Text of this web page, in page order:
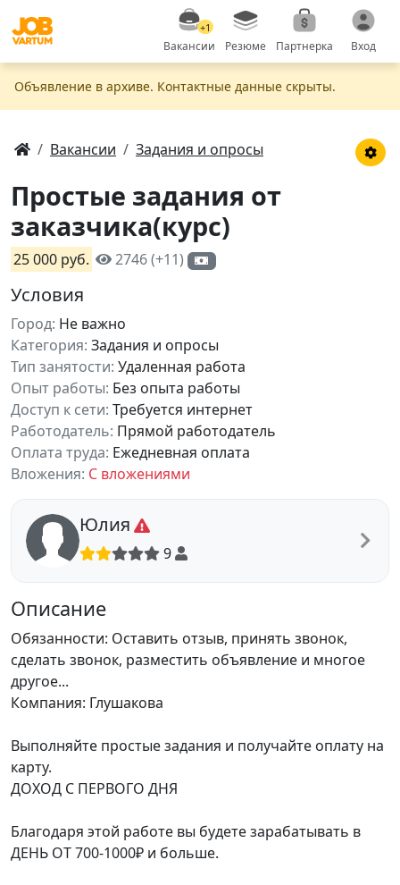
+1
Вакансии Резюме Партнерка Вход
Объявление в apxивe. Контактные данные скрыты.
Вакансии Задания и опросы
Простые задания от
заказчика(курс)
25 000 руб. 2746 (+11)
Условия
Город: Не важно
Категория: Задания и опросы
Тип занятости: Удаленная работа
Опыт работы: Без опыта работы
Доступ к сети: Требуется интернет
Работодатель: Прямой работодатель
Оплата труда: Ежедневная оплата
Вложения: С вложениями
Юлия
9
Описание
Обязанности: Оставить отзыв, принять звонок,
сделать звонок, разместить объявление и многое
другое...
Компания: Глушакова
Выполняйте простые задания и получайте оплату на
карту.
ДОХОД С ПЕРВОГО ДНЯ
Благодаря этой работе вы будете зарабатывать в
ДЕНЬ ОТ 700-1000₽ и больше.